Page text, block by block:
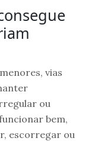
vias
ou
bem,
escorregar ou